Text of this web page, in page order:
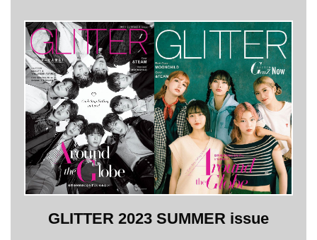
GLITTER 2023 SUMMER issue